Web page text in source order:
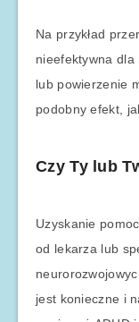
Na przykład
nieefektywna
lub powierzenie
podobny efekt,
Czy Ty lub
Uzyskanie
od lekarza lub
jest konieczne i